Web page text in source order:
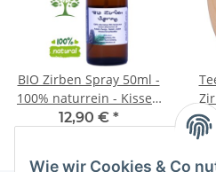
Wie wir Cookies & Co
BIO Zirben Spray 50ml -
100% naturrein - Kissen
und Raum-Spray AT-
12,90 € *